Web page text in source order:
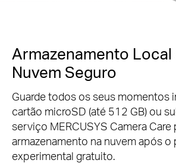
Armazenamento Local
Nuvem Seguro
Guarde todos os seus momentos
cartão microSD (até 512 GB) ou
serviço MERCUSYS Camera Care
armazenamento na nuvem após o
experimental gratuito.